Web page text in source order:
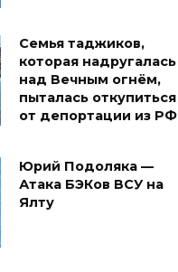
Семья таджиков,
которая надругалась
над Вечным огнём,
пыталась откупиться
от депортации из РФ
Юрий Подоляка —
Атака БЭКов ВСУ на
Ялту